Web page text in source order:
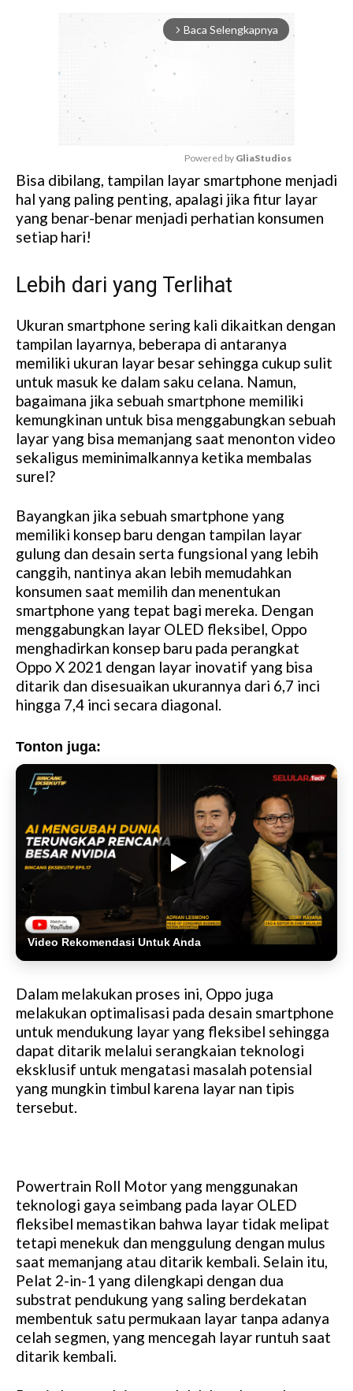
arrow_forward_ios Baca Selengkapnya
M
u
t
Powered by GliaStudios
Bisa dibilang, tampilan layar smartphone menjadi
hal yang paling penting, apalagi jika fitur layar
yang benar-benar menjadi perhatian konsumen
setiap hari!
Lebih dari yang Terlihat
Ukuran smartphone sering kali dikaitkan dengan
tampilan layarnya, beberapa di antaranya
memiliki ukuran layar besar sehingga cukup sulit
untuk masuk ke dalam saku celana. Namun,
bagaimana jika sebuah smartphone memiliki
kemungkinan untuk bisa menggabungkan sebuah
layar yang bisa memanjang saat menonton video
sekaligus meminimalkannya ketika membalas
surel?
Bayangkan jika sebuah smartphone yang
memiliki konsep baru dengan tampilan layar
gulung dan desain serta fungsional yang lebih
canggih, nantinya akan lebih memudahkan
konsumen saat memilih dan menentukan
smartphone yang tepat bagi mereka. Dengan
menggabungkan layar OLED fleksibel, Oppo
menghadirkan konsep baru pada perangkat
Oppo X 2021 dengan layar inovatif yang bisa
ditarik dan disesuaikan ukurannya dari 6,7 inci
hingga 7,4 inci secara diagonal.
Tonton juga:
Video Rekomendasi Untuk Anda
Dalam melakukan proses ini, Oppo juga
melakukan optimalisasi pada desain smartphone
untuk mendukung layar yang fleksibel sehingga
dapat ditarik melalui serangkaian teknologi
eksklusif untuk mengatasi masalah potensial
yang mungkin timbul karena layar nan tipis
tersebut.
Powertrain Roll Motor yang menggunakan
teknologi gaya seimbang pada layar OLED
fleksibel memastikan bahwa layar tidak melipat
tetapi menekuk dan menggulung dengan mulus
saat memanjang atau ditarik kembali. Selain itu,
Pelat 2-in-1 yang dilengkapi dengan dua
substrat pendukung yang saling berdekatan
membentuk satu permukaan layar tanpa adanya
celah segmen, yang mencegah layar runtuh saat
ditarik kembali.